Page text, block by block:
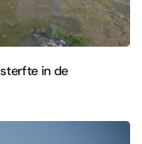
in de